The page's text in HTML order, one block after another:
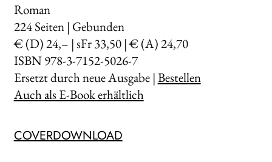
Roman
224Seiten | Gebunden
€ (D) 24,– | sFr 33,50 | € (A) 24,70
ISBN 978-3-7152-5026-7
Ersetzt durch neue Ausgabe |Bestellen
Auch als E-Book erhältlich
COVERDOWNLOAD